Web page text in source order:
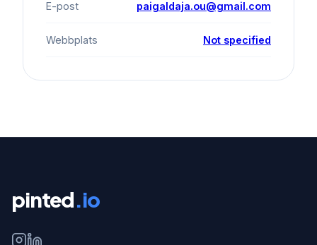
E-post paigaldaja.ou@gmail.com
Webbplats Not specified
pinted.io